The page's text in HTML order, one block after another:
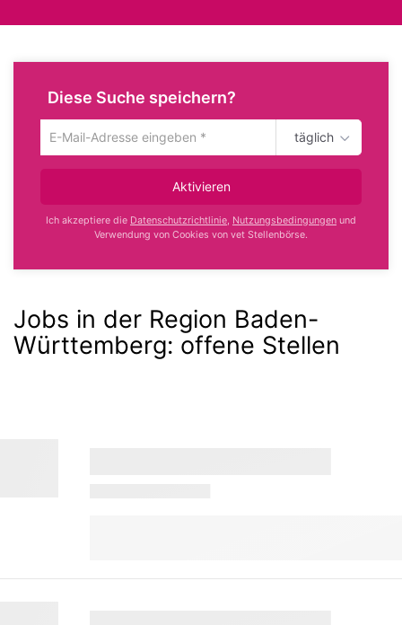
Diese Suche speichern?
Um
die
zu
speichern
deine
ein
täglich
Aktivieren
Ich akzeptiere die Datenschutzrichtlinie, Nutzungsbedingungen und
Verwendung von Cookies von vet Stellenbörse.
Jobs in der Region Baden-
Württemberg: offene Stellen